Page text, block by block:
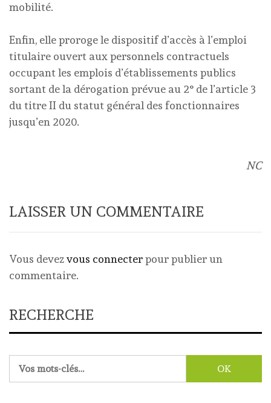
mobilité.
Enfin, elle proroge le dispositif d’accès à l’emploi
titulaire ouvert aux personnels contractuels
occupant les emplois d’établissements publics
sortant de la dérogation prévue au 2° de l’article 3
du titre II du statut général des fonctionnaires
jusqu’en 2020.
NC
LAISSER UN COMMENTAIRE
Vous devezvous connecterpour publier un
commentaire.
RECHERCHE